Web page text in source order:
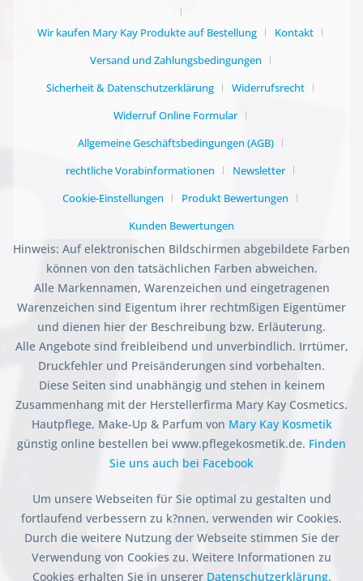
Wir kaufen Mary Kay Produkte auf Bestellung
Kontakt
Versand und Zahlungsbedingungen
Sicherheit & Datenschutzerklärung
Widerrufsrecht
Widerruf Online Formular
Allgemeine Geschäftsbedingungen (AGB)
rechtliche Vorabinformationen
Newsletter
Cookie-Einstellungen
Produkt Bewertungen
Kunden Bewertungen
Hinweis: Auf elektronischen Bildschirmen abgebildete Farben
können von den tatsächlichen Farben abweichen.
Alle Markennamen, Warenzeichen und eingetragenen
Warenzeichen sind Eigentum ihrer rechtmßigen Eigentümer
und dienen hier der Beschreibung bzw. Erläuterung.
Alle Angebote sind freibleibend und unverbindlich. Irrtümer,
Druckfehler und Preisänderungen sind vorbehalten.
Diese Seiten sind unabhängig und stehen in keinem
Zusammenhang mit der Herstellerfirma Mary Kay Cosmetics.
Hautpflege, Make-Up & Parfum von Mary Kay Kosmetik
günstig online bestellen bei www.pflegekosmetik.de. Finden
Sie uns auch bei Facebook
Um unsere Webseiten für Sie optimal zu gestalten und
fortlaufend verbessern zu k?nnen, verwenden wir Cookies.
Durch die weitere Nutzung der Webseite stimmen Sie der
Verwendung von Cookies zu. Weitere Informationen zu
Cookies erhalten Sie in unserer Datenschutzerklärung.